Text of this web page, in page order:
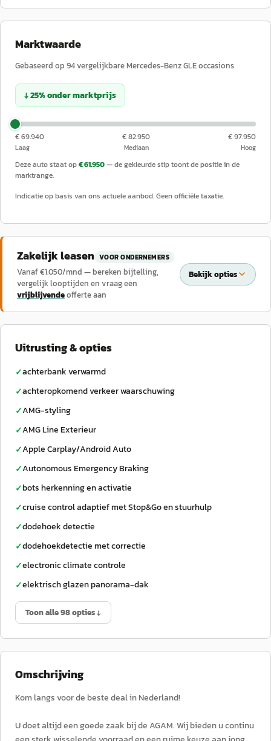
Marktwaarde
Gebaseerd op 94vergelijkbareMercedes-BenzGLEoccasions
↓25%ondermarktprijs
€ 69.940
Laag
€ 82.950
Mediaan
€ 97.950
Hoog
Deze auto staat op€ 61.950— de gekleurde stip toont de positie in de
marktrange.
Indicatie op basis van ons actuele aanbod. Geen officiële taxatie.
Zakelijk leasen VOOR ONDERNEMERS
Vanaf €1.050/mnd — bereken bijtelling,
vergelijk looptijden en vraag een
vrijblijvendeofferte aan
Bekijk opties
Uitrusting & opties
✓achterbank verwarmd
✓achteropkomend verkeer waarschuwing
✓AMG-styling
✓AMG Line Exterieur
✓Apple Carplay/Android Auto
✓Autonomous Emergency Braking
✓bots herkenning en activatie
✓cruise control adaptief met Stop&Go en stuurhulp
✓dodehoek detectie
✓dodehoekdetectie met correctie
✓electronic climate controle
✓elektrisch glazen panorama-dak
Toon alle 98 opties ↓
Omschrijving
Kom langs voor de beste deal in Nederland!
U doet altijd een goede zaak bij de AGAM. Wij bieden u continu